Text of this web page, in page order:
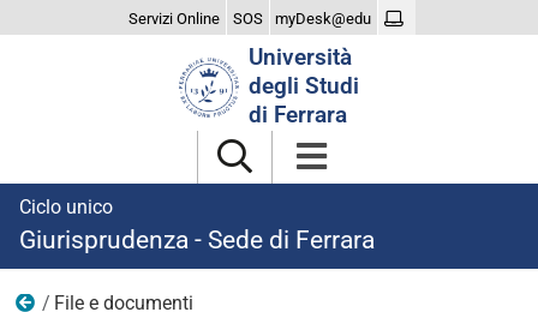
Servizi Online SOS myDesk@edu
Università
degli Studi
di Ferrara
Ciclo unico
Giurisprudenza - Sede di Ferrara
File e documenti